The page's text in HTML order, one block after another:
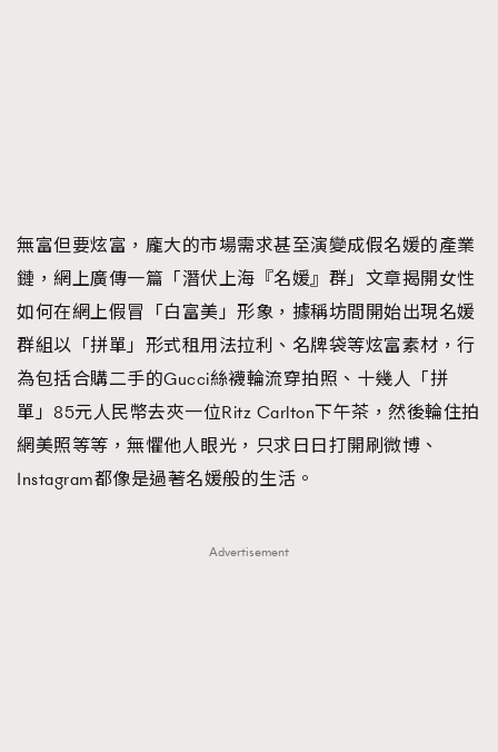
無富但要炫富，龐大的市場需求甚至演變成假名媛的產業
鏈，網上廣傳一篇「潛伏上海『名媛』群」文章揭開女性
如何在網上假冒「白富美」形象，據稱坊間開始出現名媛
群組以「拼單」形式租用法拉利、名牌袋等炫富素材，行
為包括合購二手的Gucci絲襪輪流穿拍照、十幾人「拼
單」85元人民幣去夾一位Ritz Carlton下午茶，然後輪住拍
網美照等等，無懼他人眼光，只求日日打開刷微博、
Instagram都像是過著名媛般的生活。
Advertisement